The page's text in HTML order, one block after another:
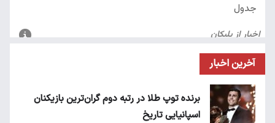
آخرین اخبار
برنده توپ طلا در رتبه دوم گران‌ترین بازیکنان
اسپانیایی تاریخ